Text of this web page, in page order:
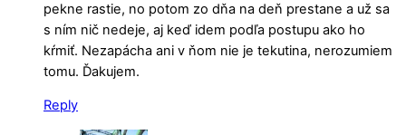
pekne rastie, no potom zo dňa na deň prestane a už sa
s ním nič nedeje, aj keď idem podľa postupu ako ho
kŕmiť. Nezapácha ani v ňom nie je tekutina, nerozumiem
tomu. Ďakujem.
Reply